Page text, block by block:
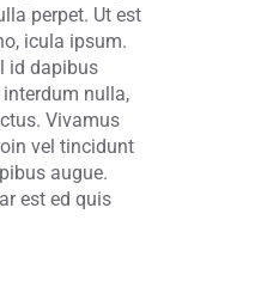
perpet. Ut est
icula ipsum.
id dapibus
nulla,
Vivamus
vel tincidunt
augue.
est ed quis